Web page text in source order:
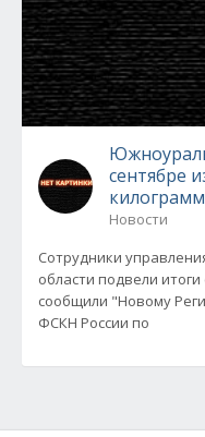
сентябре
Новости
Сотрудники
области подвели
сообщили "Новому
ФСКН России по